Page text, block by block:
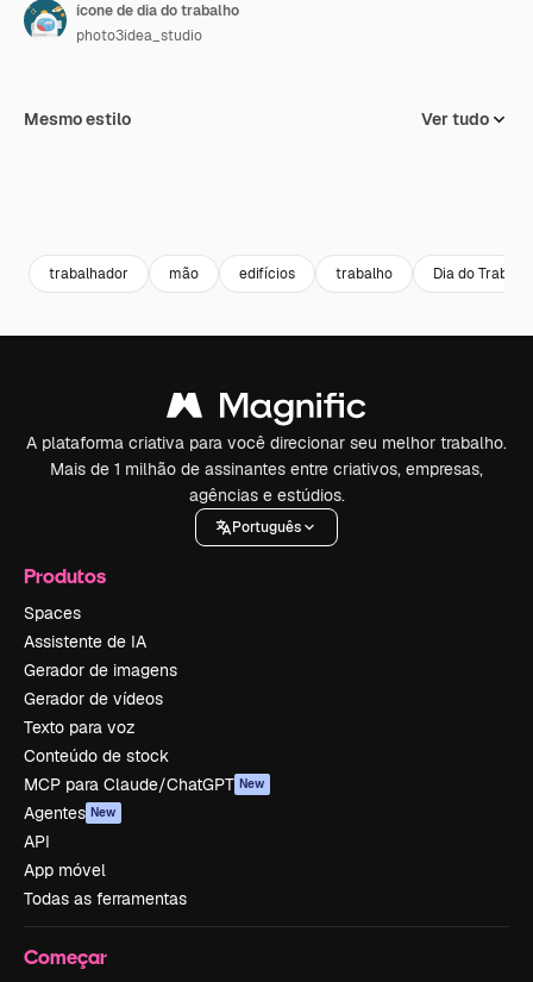
ícone de dia do trabalho
photo3idea_studio
Mesmo estilo Ver tudo
trabalhador mão edifícios trabalho Dia do
A plataforma criativa para você direcionar seu melhor trabalho.
Mais de 1 milhão de assinantes entre criativos, empresas,
agências e estúdios.
Português
Produtos
Spaces
Assistente de IA
Gerador de imagens
Gerador de vídeos
Texto para voz
Conteúdo de stock
MCP para Claude/ChatGPT New
Agentes New
API
App móvel
Todas as ferramentas
Começar